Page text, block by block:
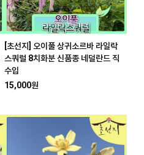
[초선지] 오이풀 상귀소르바 라일락
스쿼럴 8치화분 신품종 네덜란드 직
수입
15,000원